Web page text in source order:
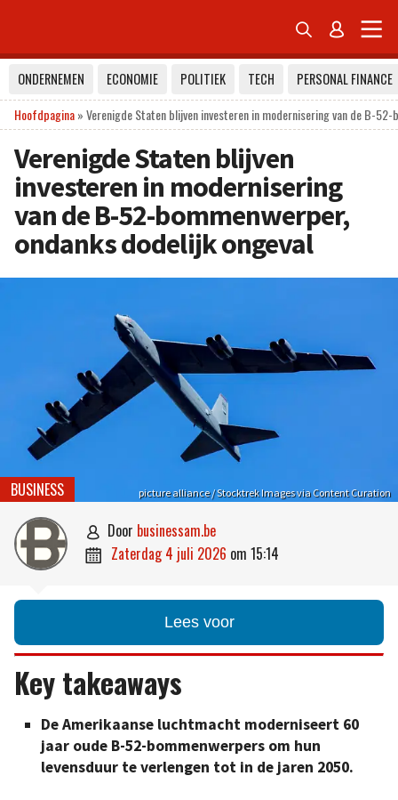
 
ONDERNEMEN ECONOMIE POLITIEK TECH
PERSONAL FINANCE
Hoofdpagina»Verenigde Staten blijven investeren in modernisering van de B-
Verenigde Staten blijven
investeren in modernisering
van de B-52-bommenwerper,
ondanks dodelijk ongeval
picture alliance / Stocktrek Images via Content Curation
BUSINESS
 door businessam.be
 zaterdag 4 juli 2026 om 15:14
Lees voor
Key takeaways
De Amerikaanse luchtmacht moderniseert 60
jaar oude B-52-bommenwerpers om hun
levensduur te verlengen tot in de jaren 2050.